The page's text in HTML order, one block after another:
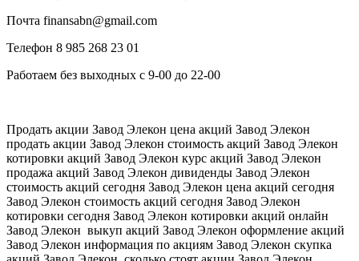
Почта finansabn@gmail.com
Телефон 8 985 268 23 01
Работаем без выходных с 9-00 до 22-00
Продать акции Завод Элекон цена акций Завод Элекон
продать акции Завод Элекон стоимость акций Завод Элекон
котировки акций Завод Элекон курс акций Завод Элекон
продажа акций Завод Элекон дивиденды Завод Элекон
стоимость акций сегодня Завод Элекон цена акций сегодня
Завод Элекон стоимость акций сегодня Завод Элекон
котировки сегодня Завод Элекон котировки акций онлайн
Завод Элекон выкуп акций Завод Элекон оформление акций
Завод Элекон информация по акциям Завод Элекон скупка